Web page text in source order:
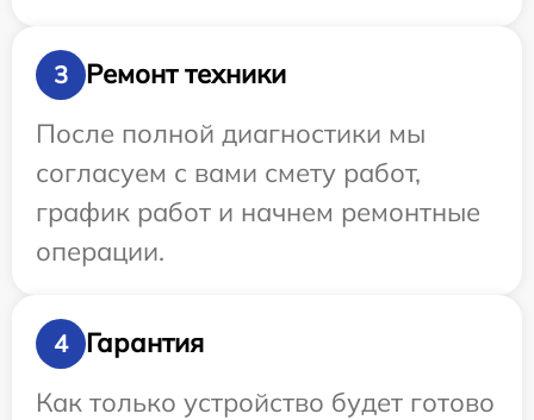
3
Ремонт техники
После полной диагностики мы
согласуем с вами смету работ,
график работ и начнем ремонтные
операции.
4
Гарантия
Как только устройство будет готово